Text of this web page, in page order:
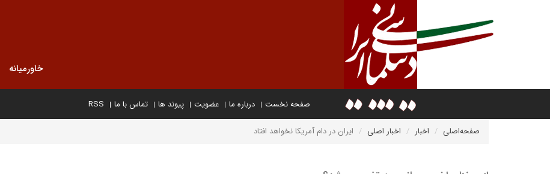
خاورمیانه
صفحه نخست درباره ما عضویت پیوند ها تماس با ما RSS
صفحه‌اصلی اخبار اخبار اصلی ایران در دام آمریکا نخواهد افتاد